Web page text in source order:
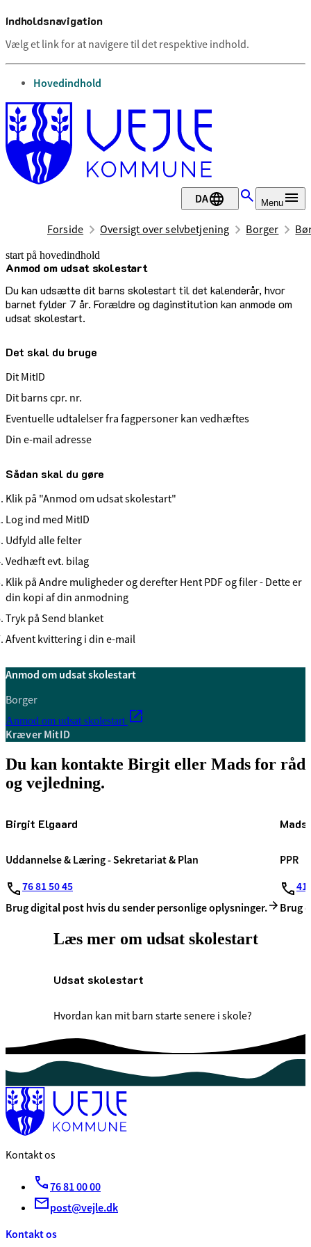
Indholdsnavigation
Vælg et link for at navigere til det respektive indhold.
gå til
Hovedindhold
DA Menu
Forside Oversigt over selvbetjening Borger
start på hovedindhold
Anmod om udsat skolestart
Du kan udsætte dit barns skolestart til det kalenderår, hvor
barnet fylder 7 år. Forældre og daginstitution kan anmode om
udsat skolestart.
senest opdateret 30. juli 2025
Det skal du bruge
Dit MitID
Dit barns cpr. nr.
Eventuelle udtalelser fra fagpersoner kan vedhæftes
Din e-mail adresse
Sådan skal du gøre
Klik på "Anmod om udsat skolestart"
Log ind med MitID
Udfyld alle felter
Vedhæft evt. bilag
Klik på Andre muligheder og derefter Hent PDF og filer - Dette er
din kopi af din anmodning
Tryk på Send blanket
Afvent kvittering i din e-mail
Anmod om udsat skolestart
Borger
Anmod om udsat skolestart
Kræver MitID
Du kan kontakte Birgit eller Mads for råd
og vejledning.
Birgit Elgaard
Uddannelse & Læring - Sekretariat & Plan
76 81 50 45
Brug digital post hvis du sender personlige oplysninger.
PPR
41
Brug
Læs mer om udsat skolestart
Udsat skolestart
Hvordan kan mit barn starte senere i skole?
Kontakt os
76 81 00 00
post@vejle.dk
Kontakt os